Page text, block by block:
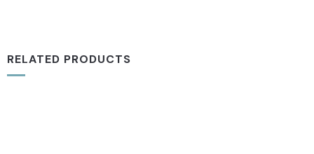
RELATED PRODUCTS